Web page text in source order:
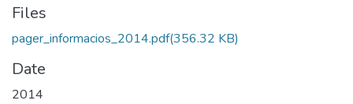
Files
pager_informacios_2014.pdf(356.32 KB)
Date
2014